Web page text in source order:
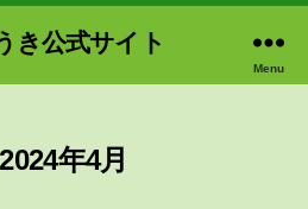
き公式サイト
Menu
2024年4月